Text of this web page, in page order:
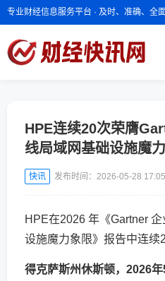
专业财经信息服务平台 · 及时、准确、全面
HPE连续20次荣膺
线局域网基础设施魔
快讯 发布时间：2026-05-28
HPE在2026 年《Gartner
设施魔力象限》报告中连续
得克萨斯州休斯顿， 2026年